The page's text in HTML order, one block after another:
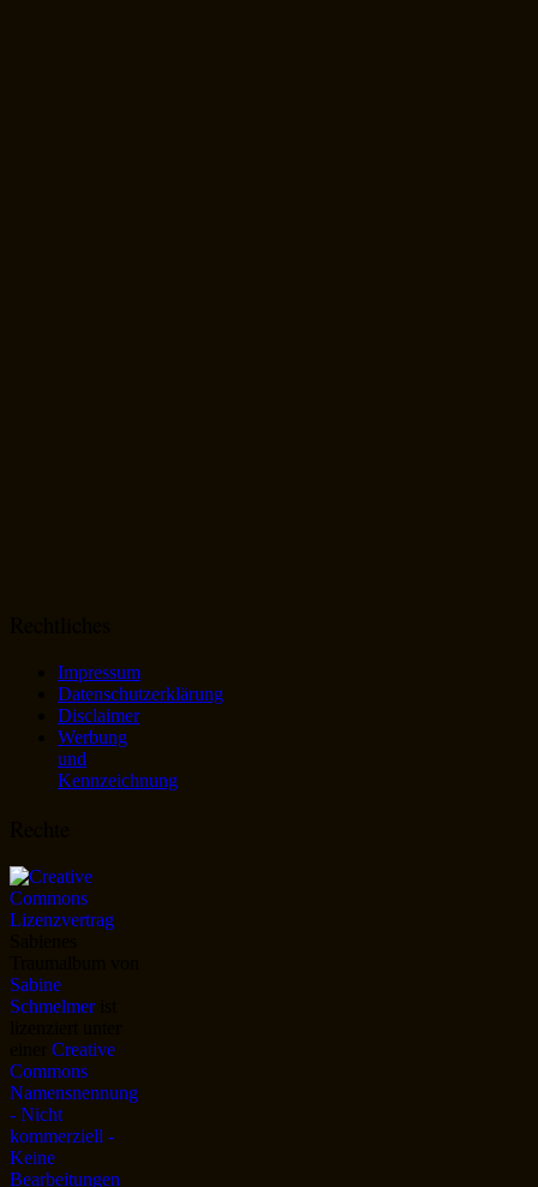
Impressum
Datenschutzerklärung
Disclaimer
Werbung
und
Kennzeichnung
Sabine
Schmelmerist
Creative
Commons
Namensnennung
- Nicht
kommerziell -
Keine
Bearbeitungen